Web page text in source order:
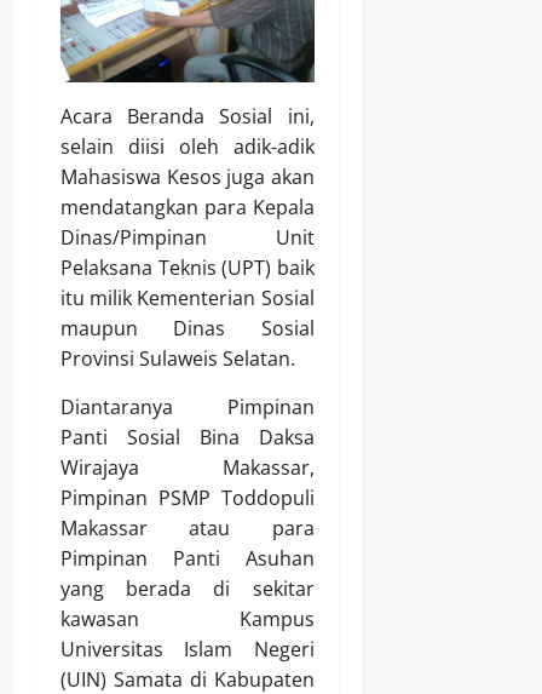
Acara Beranda Sosial ini,
selain diisi oleh adik-adik
Mahasiswa Kesos juga akan
mendatangkan para Kepala
Dinas/Pimpinan Unit
Pelaksana Teknis (UPT) baik
itu milik Kementerian Sosial
maupun Dinas Sosial
Provinsi Sulaweis Selatan.
Diantaranya Pimpinan
Panti Sosial Bina Daksa
Wirajaya Makassar,
Pimpinan PSMP Toddopuli
Makassar atau para
Pimpinan Panti Asuhan
yang berada di sekitar
kawasan Kampus
Universitas Islam Negeri
(UIN) Samata di Kabupaten